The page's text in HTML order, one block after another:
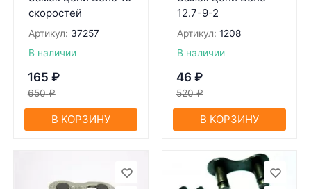
скоростей
Артикул: 37257
В наличии
165 ₽
650 ₽
В КОРЗИНУ
12.7-9-2
Артикул: 1208
В наличии
46 ₽
520 ₽
В КОРЗИНУ